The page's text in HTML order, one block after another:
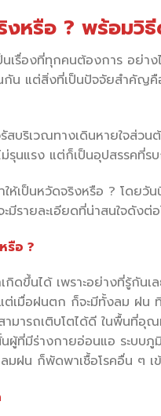
งหรือ ? พร้อมวิ
เรื่องที่ทุกคนต้องการ อย่า
น แต่สิ่งที่เป็นปัจจัยสำคัญคื
สบริเวณทางเดินหายใจส่ว
รุนแรง แต่ก็เป็นอุปสรรคที่
เป็นหวัดจริงหรือ ? โดยวั
มีรายละเอียดที่น่าสนใจดังต่
รือ ?
ดขึ้นได้ เพราะอย่างที่รู้กันเ
เมื่อฝนตก ก็จะมีทั้งลม ฝน ที่
มารถเติบโตได้ดี ในพื้นที่อุ
ผู้ที่มีร่างกายอ่อนแอ ระบบ
มฝน ก็พัดพาเชื้อโรคอื่น ๆ เ